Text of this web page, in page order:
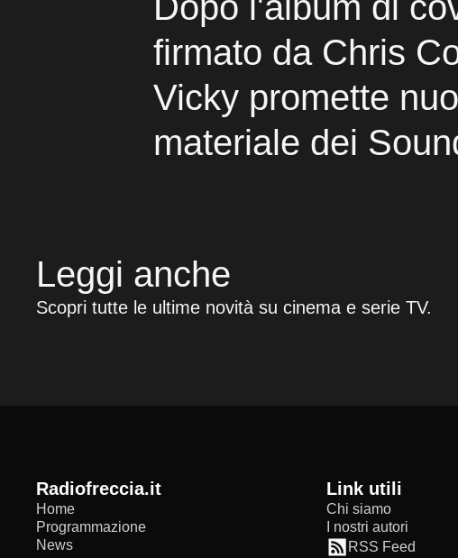
firmato da Chris
Vicky promette
materiale dei
Leggi anche
Scopri tutte le ultime novità su cinema e serie TV.
radiofreccia.it
Home
Programmazione
News
Link utili
Chi siamo
I nostri autori
RSS Feed